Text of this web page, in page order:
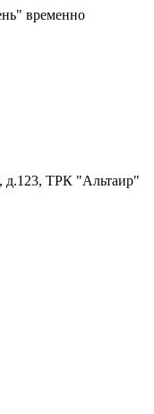
временно
д.123, ТРК "Альтаир"